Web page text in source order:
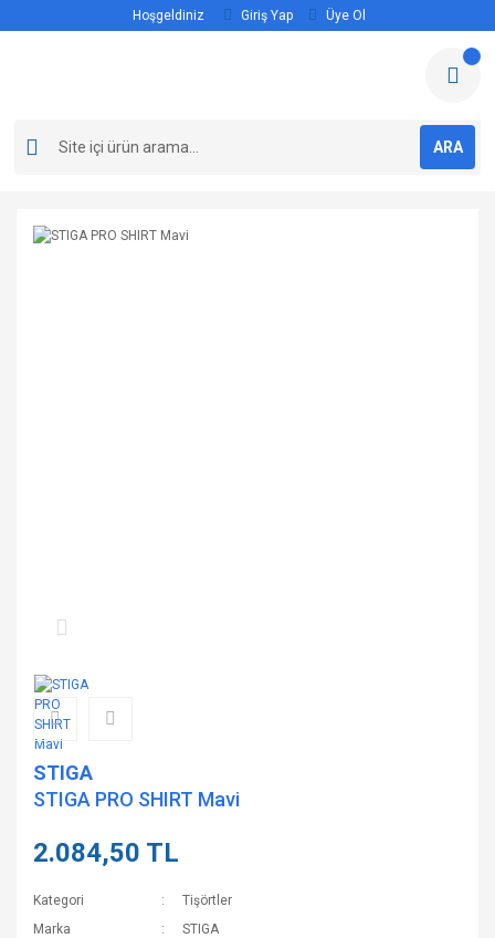
Hoşgeldiniz Giriş Yap Üye Ol
ARA
STIGA
STIGA PRO SHIRT Mavi
2.084,50 TL
Kategori
Tişörtler
Marka
STIGA